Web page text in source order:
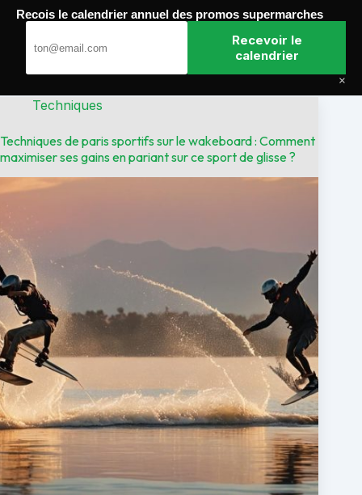
Passer
Techniques
Techniques de paris sportifs sur le wakeboard : Comment
maximiser ses gains en pariant sur ce sport de glisse ?
Recois le calendrier annuel des promos supermarches
Recevoir le
calendrier
×